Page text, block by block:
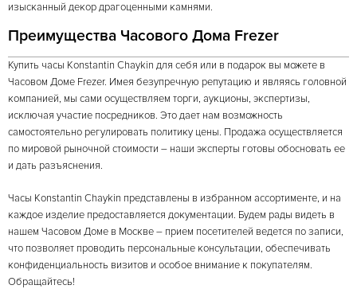
изысканный декор драгоценными камнями.
Преимущества Часового Дома Frezer
Купить часы Konstantin Chaykin для себя или в подарок вы можете в
Часовом Доме Frezer. Имея безупречную репутацию и являясь головной
компанией, мы сами осуществляем торги, аукционы, экспертизы,
исключая участие посредников. Это дает нам возможность
самостоятельно регулировать политику цены. Продажа осуществляется
по мировой рыночной стоимости – наши эксперты готовы обосновать ее
и дать разъяснения.
Часы Konstantin Chaykin представлены в избранном ассортименте, и на
каждое изделие предоставляется документации. Будем рады видеть в
нашем Часовом Доме в Москве – прием посетителей ведется по записи,
что позволяет проводить персональные консультации, обеспечивать
конфиденциальность визитов и особое внимание к покупателям.
Обращайтесь!